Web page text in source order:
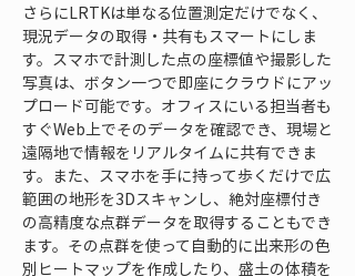
さらにLRTKは単なる位置測定だけでなく、
現況データの取得・共有もスマートにしま
す。スマホで計測した点の座標値や撮影した
写真は、ボタン一つで即座にクラウドにアッ
プロード可能です。オフィスにいる担当者も
すぐWeb上でそのデータを確認でき、現場と
遠隔地で情報をリアルタイムに共有できま
す。また、スマホを手に持って歩くだけで広
範囲の地形を3Dスキャンし、絶対座標付き
の高精度な点群データを取得することもでき
ます。その点群を使って自動的に出来形の色
別ヒートマップを作成したり、盛土の体積を